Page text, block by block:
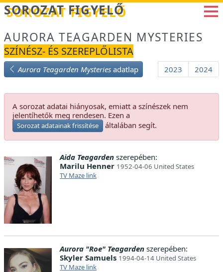
Betöltés...
SOROZAT FIGYELŐ
AURORA TEAGARDEN MYSTERIES
SZÍNÉSZ- ÉS SZEREPLŐLISTA
Aurora Teagarden Mysteries adatlap 2023 2024
A sorozat adatai hiányosak, emiatt a színészek nem
jelentíhetők meg rendesen. Ezen a
Sorozat adatainak frissítése általában segít.
Aida Teagarden szerepében:
Marilu Henner 1952-04-06 United States
TV Maze link
Aurora "Roe" Teagarden szerepében:
Skyler Samuels 1994-04-14 United States
TV Maze link